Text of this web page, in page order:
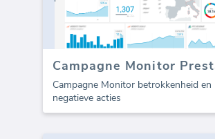
Campagne Monitor
Campagne Monitor betrokkenheid en
negatieve acties